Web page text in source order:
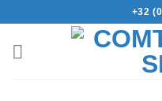
+32